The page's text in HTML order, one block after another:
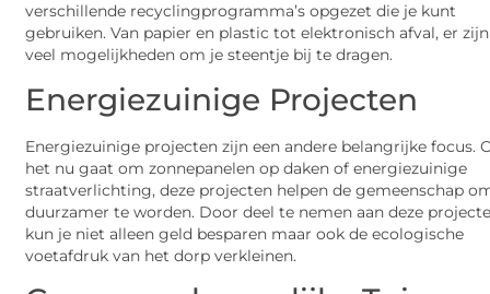
verschillende recyclingprogramma’s opgezet die je kunt
gebruiken. Van papier en plastic tot elektronisch afval, er zijn
veel mogelijkheden om je steentje bij te dragen.
Energiezuinige Projecten
Energiezuinige projecten zijn een andere belangrijke focus.
het nu gaat om zonnepanelen op daken of energiezuinige
straatverlichting, deze projecten helpen de gemeenschap
duurzamer te worden. Door deel te nemen aan deze
kun je niet alleen geld besparen maar ook de ecologische
voetafdruk van het dorp verkleinen.